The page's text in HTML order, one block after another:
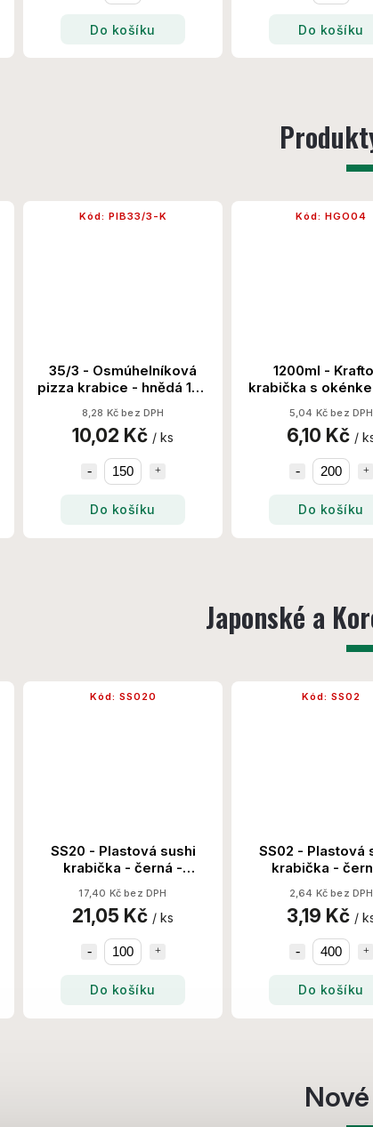
Do košíku Do košíku
35/3 - Osmúhelníková
pizza krabice - hnědá 150
Ks/Krt
8,28 Kč bez DPH
10,02 Kč / ks
Do košíku
Kód: PIB33/3-K
1200ml -
krabička s
Ks/Krt
5,04 Kč bez DPH
6,10 Kč /
Do košíku
Kód: HGO04
Japonské a
SS20 - Plastová sushi
krabička - černá -
17,40 Kč bez DPH
21,05 Kč / ks
Do košíku
Kód: SS020
SS02 - Plastová
krabička -
Set/Krt
2,64 Kč bez DPH
3,19 Kč /
Do košíku
Kód: SS02